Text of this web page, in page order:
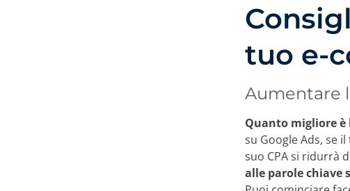
tuo e-
Aumentare
Quanto migliore è
su Google Ads, se
suo CPA si ridurrà
alle parole chiave